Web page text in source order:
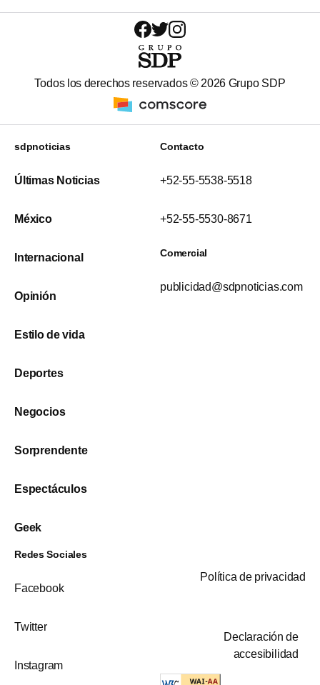
Todos los derechos reservados © 2026 Grupo SDP
sdpnoticias
Últimas Noticias
México
Internacional
Opinión
Estilo de vida
Deportes
Negocios
Sorprendente
Espectáculos
Geek
Contacto
+52-55-5538-5518
+52-55-5530-8671
Comercial
publicidad@sdpnoticias.com
Redes Sociales
Facebook
Twitter
Instagram
Política de privacidad
Declaración de
accesibilidad